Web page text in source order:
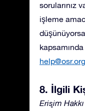
sorularınız
işleme
help@osr.org
8. İlgili
Erişim Hakkı